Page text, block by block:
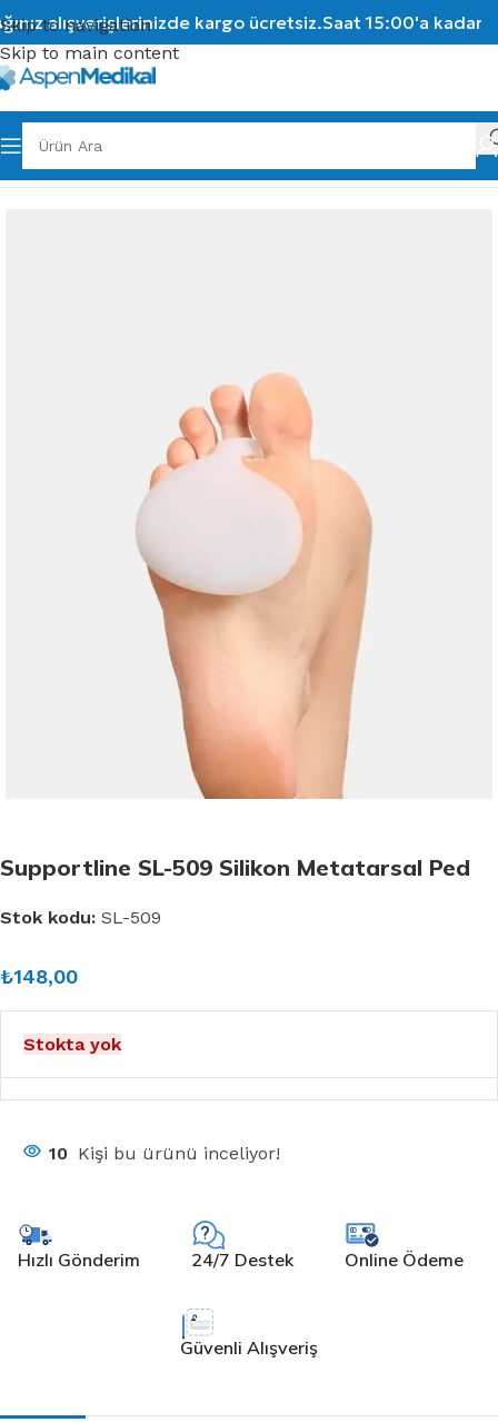
Skip to navigation
Skip to main content
alışverişlerinizde kargo ücretsiz.Saat 15:00'a kadar
Ana Sayfa
Supportline SL-509 Silikon Metatarsal Ped
Stok kodu: SL-509
₺148,00
Stokta yok
10 Kişi bu ürünü inceliyor!
Hızlı Gönderim 24/7 Destek Online Ödeme
Güvenli Alışveriş